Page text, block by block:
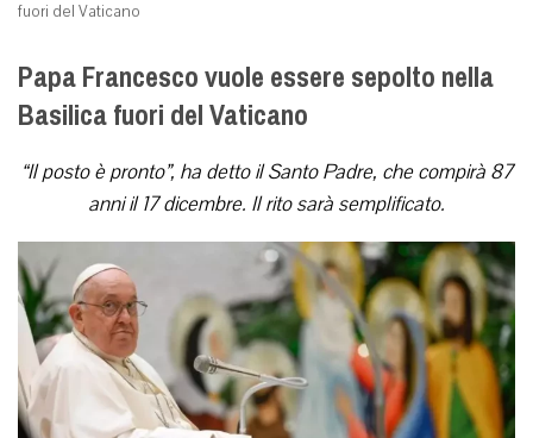
fuori del Vaticano
Papa Francesco vuole essere sepolto nella
Basilica fuori del Vaticano
“Il posto è pronto”, ha detto il Santo Padre, che compirà 87
anni il 17 dicembre. Il rito sarà semplificato.